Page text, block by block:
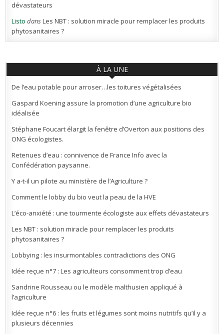
dévastateurs
Listo dansLes NBT : solution miracle pour remplacer les produits
phytosanitaires ?
À LA UNE
De l’eau potable pour arroser…les toitures végétalisées
Gaspard Koening assure la promotion d’une agriculture bio
idéalisée
Stéphane Foucart élargit la fenêtre d’Overton aux positions des
ONG écologistes.
Retenues d’eau : connivence de France Info avec la
Confédération paysanne.
Y a-t-il un pilote au ministère de l’Agriculture ?
Comment le lobby du bio veut la peau de la HVE
L’éco-anxiété : une tourmente écologiste aux effets dévastateurs
Les NBT : solution miracle pour remplacer les produits
phytosanitaires ?
Lobbying : les insurmontables contradictions des ONG
Idée reçue n°7 : Les agriculteurs consomment trop d’eau
Sandrine Rousseau ou le modèle malthusien appliqué à
l’agriculture
Idée reçue n°6 : les fruits et légumes sont moins nutritifs qu’il y a
plusieurs décennies